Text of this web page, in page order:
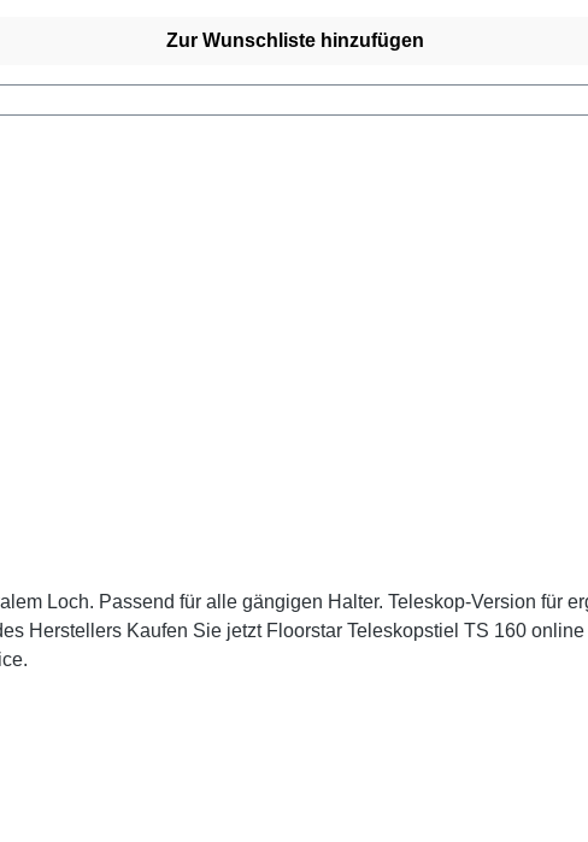
Zur Wunschliste hinzufügen
Loch. Passend für alle gängigen Halter. Teleskop-Version für
Herstellers Kaufen Sie jetzt Floorstar Teleskopstiel TS 160